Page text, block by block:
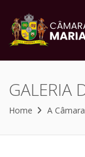
GALERIA
Home A Câmara